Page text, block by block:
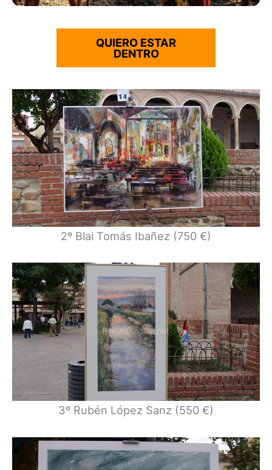
QUIERO ESTAR
DENTRO
2º Blai Tomás Ibañez (750 €)
3º Rubén López Sanz (550 €)